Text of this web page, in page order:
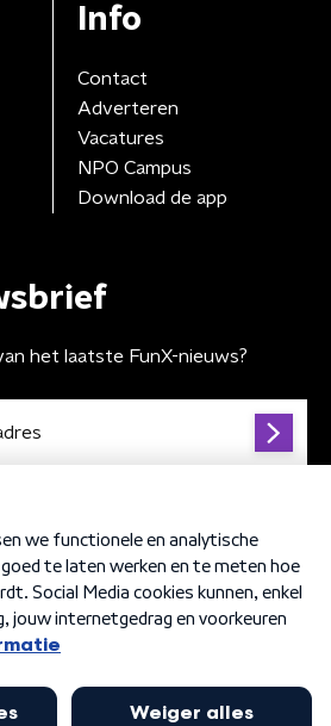
Info
Contact
Adverteren
Vacatures
NPO Campus
Download de app
het laatste FunX-nieuws?
Privacybeleid